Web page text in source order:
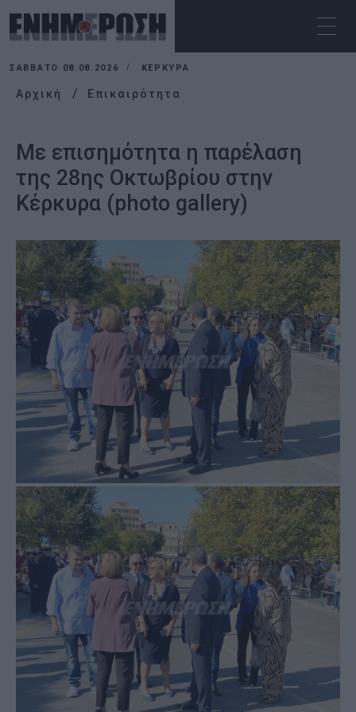
ΣΆΒΒΑΤΟ 08.08.2026 ΚΕΡΚΥΡΑ
Αρχική Επικαιρότητα
Με επισημότητα η παρέλαση
της 28ης Οκτωβρίου στην
Κέρκυρα (photo gallery)